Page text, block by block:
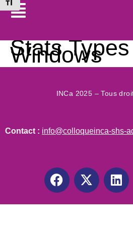
Changer la taille de la police
Stats
Windows
INCa 2025 – Tous
Contact : info@colloqueinca-shs-